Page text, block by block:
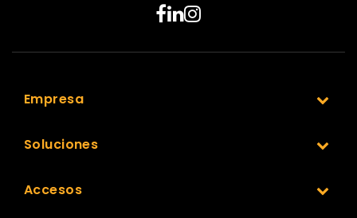
Empresa
Soluciones
Accesos